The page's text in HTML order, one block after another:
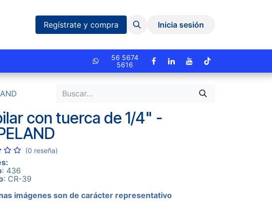
Sucursales Eventos y Capacitaciones Quiniela
Regístrate y compra Inicia sesión
Acondicionado.
56 5674
5616
con tuerca de 1/4" -
(0 reseña)
: 436
: CR-39
imágenes son de carácter representativo